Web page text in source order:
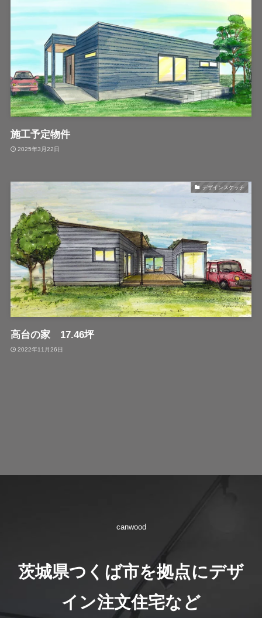
施工予定物件
2025年3月22日
デザインスケッチ
高台の家 17.46坪
2022年11月26日
canwood
茨城県つくば市を拠点にデザ
イン注文住宅など